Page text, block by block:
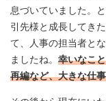
息づいていました。
引先様と成長してき
て、人事の担当者と
ましたね。 幸いなこ
再編など、大きな仕